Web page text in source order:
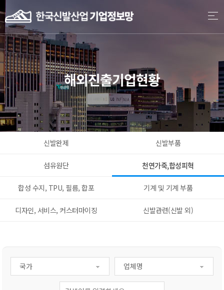
해외진출기업현황
신발완제 신발부품
섬유원단 천연가죽,합성피혁
합성 수지, TPU, 필름, 합포 기계 및 기계 부품
디자인, 서비스, 커스터마이징 신발관련(신발 외)